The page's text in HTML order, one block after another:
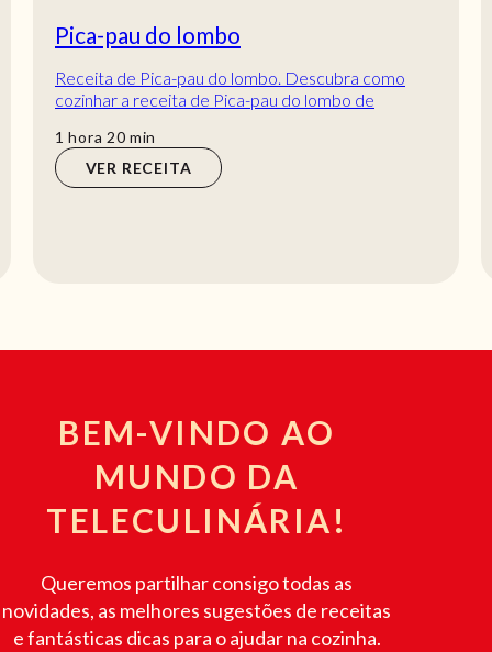
Pica-pau do lombo
Receita de Pica-pau do lombo. Descubra como
cozinhar a receita de Pica-pau do lombo de
1 hora
hora 20min
min
VER RECEITA
BEM-VINDO AO
MUNDO DA
TELECULINÁRIA!
Queremos partilhar consigo todas as
novidades, as melhores sugestões de receitas
e fantásticas dicas para o ajudar na cozinha.